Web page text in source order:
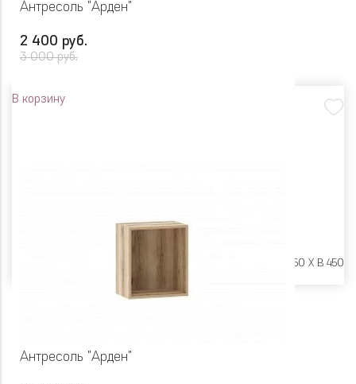
Антресоль "Арден"
2 400 руб.
3 000 руб.
В корзину
Ш 600 X Г 250 X В 450
Антресоль "Арден"